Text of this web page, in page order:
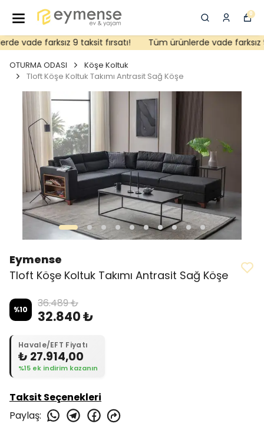
0
vade farksız 9 taksit fırsatı! Tüm ürünlerde vade farksız
OTURMA ODASI
Köşe Koltuk
Tloft Köşe Koltuk Takımı Antrasit Sağ Köşe
Eymense
Tloft Köşe Koltuk Takımı Antrasit Sağ Köşe
%10 36.489 ₺
32.840 ₺
Havale/EFT Fiyatı
₺ 27.914,00
%15 ek indirim kazanın
Taksit Seçenekleri
Paylaş: